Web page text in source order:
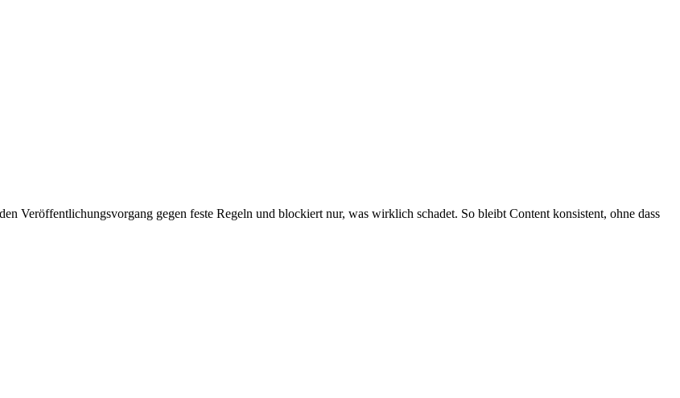
Veröffentlichungsvorgang gegen feste Regeln und blockiert nur, was wirklich schadet. So bleibt Content konsistent, ohne dass